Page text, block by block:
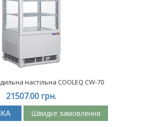
настільна COOLEQ CW-70
21507.00 грн.
Швидке замовлення